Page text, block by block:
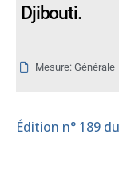
Djibouti.
Mesure: Générale
Édition n° 189